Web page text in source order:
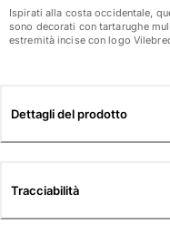
Vedi tutti i Costumi
Abbigliamento
Shorts
Camicie
Pantaloni
Ispirati alla costa occidentale,
sono decorati con tartarughe
estremità incise con logo
Dettagli del prodotto
Tracciabilità